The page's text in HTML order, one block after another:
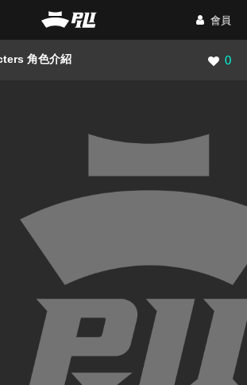
會員
角色介紹 瀏覽
0